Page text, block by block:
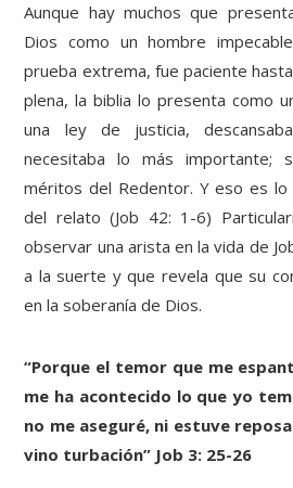
Aunque hay muchos que
Dios como un hombre
prueba extrema, fue paciente
plena, la biblia lo presenta como
una ley de justicia,
necesitaba lo más importante;
méritos del Redentor. Y eso es lo
del relato (Job 42: 1-6)
observar una arista en la vida de
a la suerte y que revela que su
en la soberanía de Dios.
“Porque el temor que me
me ha acontecido lo que yo
no me aseguré, ni estuve
vino turbación” Job 3: 25-26